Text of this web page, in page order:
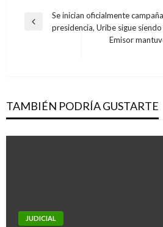
Navegación
Entrada
Se inician oficialmente
presidencia, Uribe sigue
Emisor
TAMBIÉN PODRÍA GUSTARTE
JUDICIAL
NACIONAL